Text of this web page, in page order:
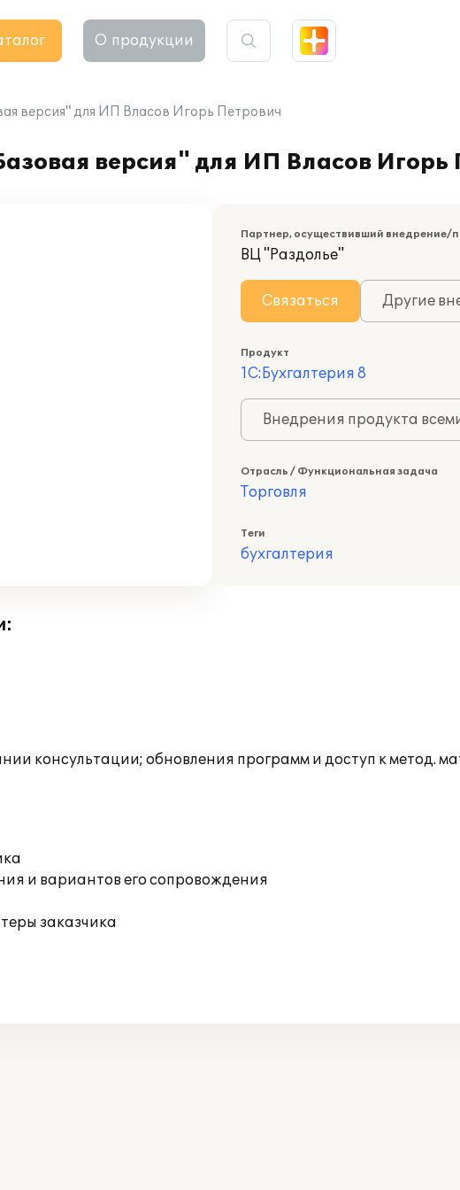
О продукции
версия" для ИП Власов Игорь Петрович
версия" для ИП Власов Игорь
Партнер, осуществивший внедрение/
ВЦ "Раздолье"
Связаться Другие
Продукт
1С:Бухгалтерия 8
Внедрения продукта
Отрасль / Функциональная задача
Торговля
Теги
бухгалтерия
консультации; обновления программ и доступ к метод.
и вариантов его сопровождения
заказчика